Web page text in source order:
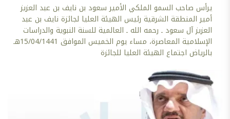
يرأس صاحب السمو الملكي الأمير سعود بن نايف بن عبد العزيز
أمير المنطقة الشرقية رئيس الهيئة العليا لجائزة نايف بن عبد
العزيز آل سعود ـ رحمه الله ـ العالمية للسنة النبوية والدراسات
الإسلامية المعاصرة، مساء يوم الخميس الموافق 15/04/1441هـ
بالرياض اجتماع الهيئة العليا للجائزة